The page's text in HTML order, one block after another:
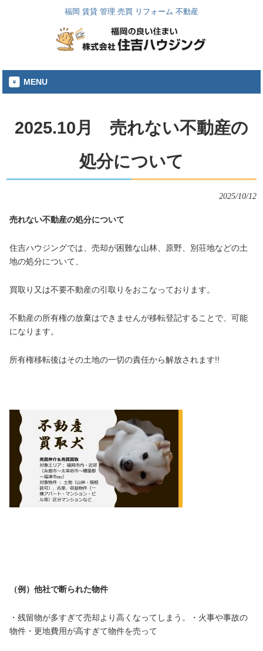
福岡 賃貸 管理 売買 リフォーム 不動産
MENU
2025.10月 売れない不動産の
処分について
2025/10/12
売れない不動産の処分について
住吉ハウジングでは、売却が困難な山林、原野、別荘地などの土
地の処分について、
買取り又は不要不動産の引取りをおこなっております。
不動産の所有権の放棄はできませんが移転登記することで、可能
になります。
所有権移転後はその土地の一切の責任から解放されます!!
（例）他社で断られた物件
・残留物が多すぎて売却より高くなってしまう。・火事や事故の
物件・更地費用が高すぎて物件を売って